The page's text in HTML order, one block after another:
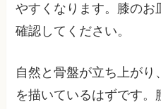
やすくなります。膝のお
確認してください。
自然と骨盤が立ち上が
を描いているはずです。